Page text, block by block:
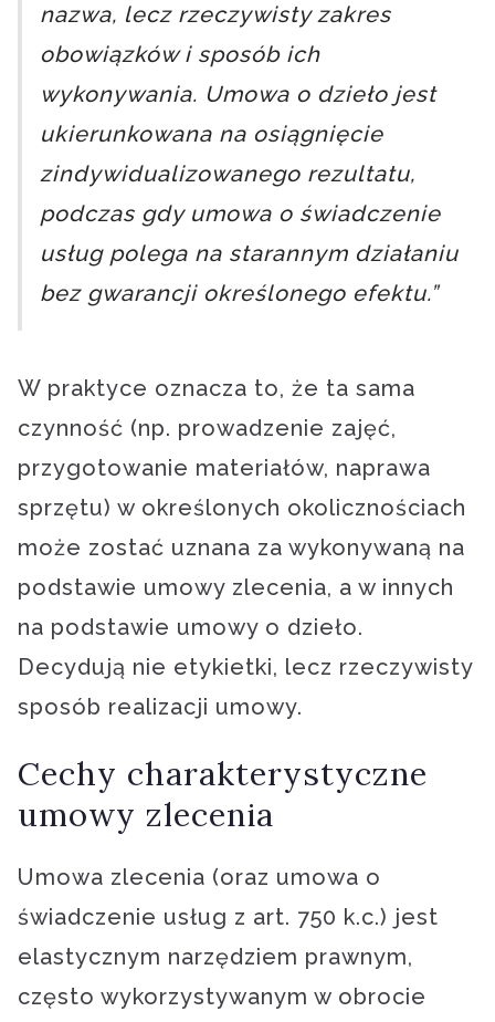
nazwa, lecz rzeczywisty zakres
obowiązków i sposób ich
wykonywania. Umowa o dzieło jest
ukierunkowana na osiągnięcie
zindywidualizowanego rezultatu,
podczas gdy umowa o świadczenie
usług polega na starannym działaniu
bez gwarancji określonego efektu.”
W praktyce oznacza to, że ta sama
czynność (np. prowadzenie zajęć,
przygotowanie materiałów, naprawa
sprzętu) w określonych okolicznościach
może zostać uznana za wykonywaną na
podstawie umowy zlecenia, a w innych
na podstawie umowy o dzieło.
Decydują nie etykietki, lecz rzeczywisty
sposób realizacji umowy.
Cechy charakterystyczne
umowy zlecenia
Umowa zlecenia (oraz umowa o
świadczenie usług z art. 750 k.c.) jest
elastycznym narzędziem prawnym,
często wykorzystywanym w obrocie